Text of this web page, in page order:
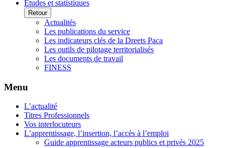
Etudes et statistiques
Retour
Actualités
Les publications du service
Les indicateurs clés de la Dreets Paca
Les outils de pilotage territorialisés
Les documents de travail
FINESS
Menu
L’actualité
Titres Professionnels
Vos interlocuteurs
L’apprentissage, l’insertion, l’accès à l’emploi
Guide apprentissage acteurs publics et privés 2025